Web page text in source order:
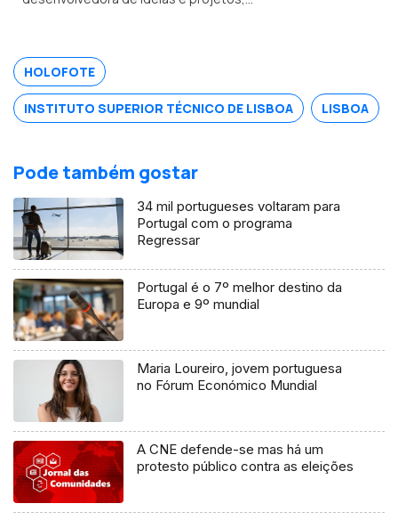
Alumni. A Gleedot é a sua startup mais
recente.
HOLOFOTE
INSTITUTO SUPERIOR TÉCNICO DE LISBOA LISBOA
Pode também gostar
34 mil portugueses voltaram para
Portugal com o programa
Regressar
Portugal é o 7º melhor destino da
Europa e 9º mundial
Maria Loureiro, jovem portuguesa
no Fórum Económico Mundial
A CNE defende-se mas há um
protesto público contra as eleições